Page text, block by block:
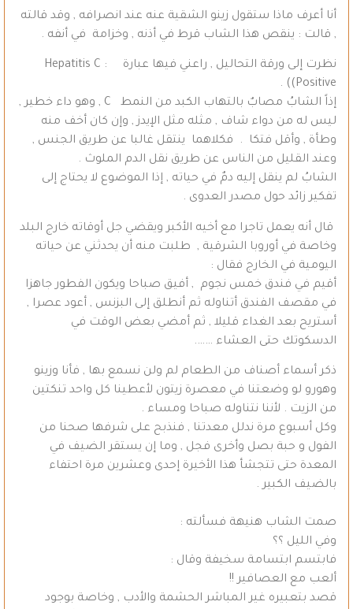
أنا أعرف ماذا ستقول زينو الشقية عنه عند انصرافه , وقد قالته
, قالت : ينقص هذا الشاب قرط في أذنه , وخزامة في أنفه .
نظرت إلى ورقة التحاليل , راعني فيها عبارة Hepatitis C :
Positive)) .
إذاً الشابُ مصابٌ بالتهاب الكبد من النمط C , وهو داء خطير ,
ليس له من دواء شاف , مثله مثل الإيدز , وإن كان أخف منه
وطأة , وأقل فتكا . فكلاهما ينتقل غالبا عن طريق الجنس ,
وعند القليل من الناس عن طريق نقل الدم الملوث .
الشابُ لم ينقل إليه دمٌ في حياته , إذا الموضوع لا يحتاج إلى
تفكير زائد حول مصدر العدوى .
قال أنه يعمل تاجرا مع أخيه الأكبر ويقضي جل أوقاته خارج البلد
وخاصة في أوروبا الشرقية , طلبت منه أن يحدثني عن حياته
اليومية في الخارج فقال :
أقيم في فندق خمس نجوم , أفيق صباحا ويكون الفطور جاهزا
في مقصف الفندق أتناوله ثم أنطلق إلى البزنس , أعود عصرا ,
أستريح بعد الغداء قليلا , ثم أمضي بعض الوقت في
الدسكوتك حتى العشاء …….
ذكر أسماء أصناف من الطعام لم ولن نسمع بها , فأنا وزينو
وهورو لو وضعتنا في معصرة زيتون لأعطينا كل واحد تنكتين
من الزيت . لأننا نتناوله صباحا ومساء .
وكل أسبوع مرة ندلل معدتنا , فنذبح على شرفها صحنا من
الفول و حبة بصل وأخرى فجل , وما إن يستقر الضيف في
المعدة حتى تتجشأ هذا الأخيرة إحدى وعشرين مرة احتفاء
بالضيف الكبير .
صمت الشاب هنيهة فسألته :
وفي الليل ؟؟
فابتسم ابتسامة سخيفة وقال :
ألعب مع العصافير !!
قصد بتعبيره غير المباشر الحشمة والأدب , وخاصة بوجود